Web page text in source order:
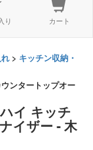
り カート
> キッチン収納・
ンタートップオー
イ キッチ
イザー - 木